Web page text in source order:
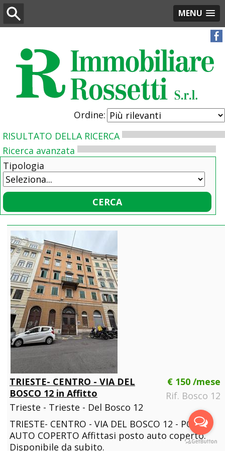
MENU
Ordine:
RISULTATO DELLA RICERCA
Ricerca avanzata
Tipologia
€ 150 /mese
Rif. Bosco 12
TRIESTE- CENTRO - VIA DEL
BOSCO 12 in Affitto
Trieste - Trieste - Del Bosco 12
TRIESTE- CENTRO - VIA DEL BOSCO 12 - POSTO
AUTO COPERTO Affittasi posto auto coperto.
Disponibile da subito.